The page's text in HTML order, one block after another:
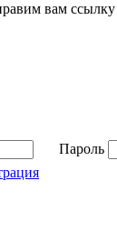
вам ссылку
Пароль